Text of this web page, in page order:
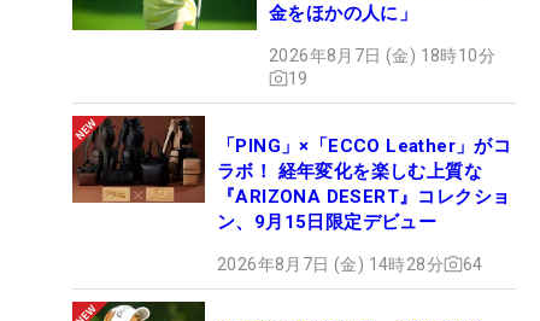
金をほかの人に」
2026年8月7日 (金) 18時10分
19
「PING」×「ECCO Leather」がコ
ラボ！ 経年変化を楽しむ上質な
『ARIZONA DESERT』コレクショ
ン、9月15日限定デビュー
2026年8月7日 (金) 14時28分 64